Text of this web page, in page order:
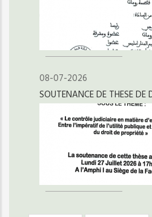
08-07-2026
SOUTENANCE DE THESE DE